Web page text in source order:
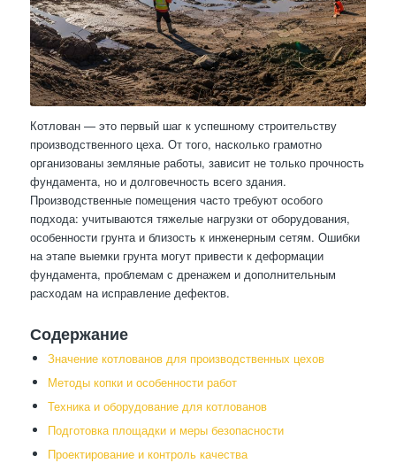
Котлован — это первый шаг к успешному строительству
производственного цеха. От того, насколько грамотно
организованы земляные работы, зависит не только прочность
фундамента, но и долговечность всего здания.
Производственные помещения часто требуют особого
подхода: учитываются тяжелые нагрузки от оборудования,
особенности грунта и близость к инженерным сетям. Ошибки
на этапе выемки грунта могут привести к деформации
фундамента, проблемам с дренажем и дополнительным
расходам на исправление дефектов.
Содержание
Значение котлованов для производственных цехов
Методы копки и особенности работ
Техника и оборудование для котлованов
Подготовка площадки и меры безопасности
Проектирование и контроль качества